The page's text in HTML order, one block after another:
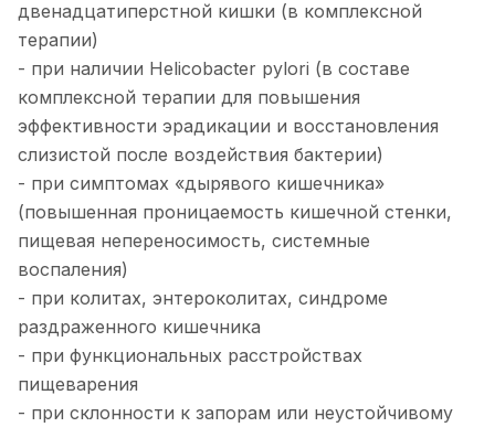
двенадцатиперстной кишки (в комплексной
терапии)
- при наличии Helicobacter pylori (в составе
комплексной терапии для повышения
эффективности эрадикации и восстановления
слизистой после воздействия бактерии)
- при симптомах «дырявого кишечника»
(повышенная проницаемость кишечной стенки,
пищевая непереносимость, системные
воспаления)
- при колитах, энтероколитах, синдроме
раздраженного кишечника
- при функциональных расстройствах
пищеварения
- при склонности к запорам или неустойчивому